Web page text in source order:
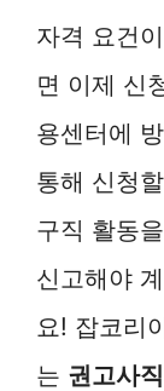
자격 요건
면 이제 신
용센터에
통해 신청
구직 활동
신고해야
요! 잡코리
는 권고사